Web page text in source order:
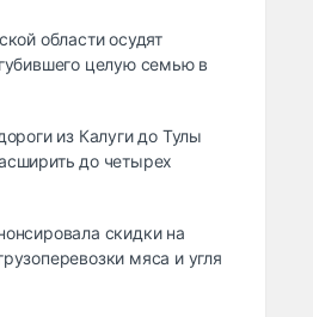
области осудят
целую семью в
из Калуги до Тулы
до четырех
скидки на
мяса и угля